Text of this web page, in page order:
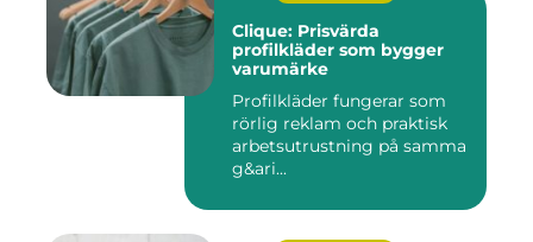
Clique: Prisvärda
profilkläder som bygger
varumärke
Profilkläder fungerar som
rörlig reklam och praktisk
arbetsutrustning på samma
g&ari...